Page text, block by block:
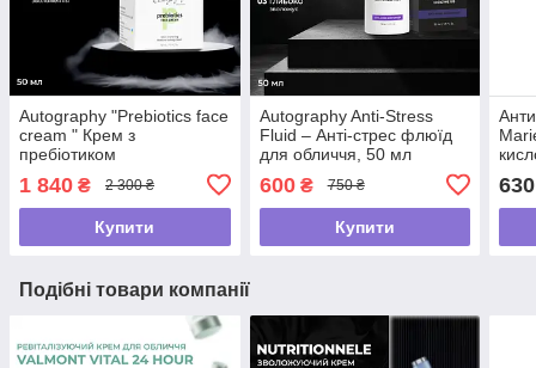
Autography "Prebiotics face
cream " Крем з
пребіотиком
1 840 ₴ 2 300 ₴
Купити
Autography Anti-Stress
Fluid – Анті-стрес флюїд
для обличчя, 50 мл
600₴ 750 ₴
Купити
630
Подібні товари компанії